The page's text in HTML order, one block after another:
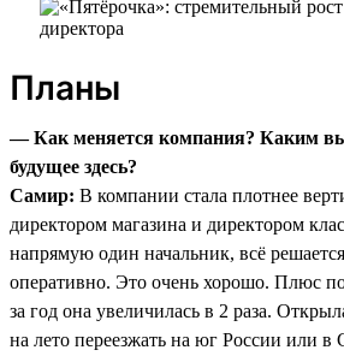
Планы
— Как меняется компания? Каким
будущее здесь?
Самир: В компании стала плотнее
директором магазина и директором
напрямую один начальник, всё
оперативно. Это очень хорошо. Плюс
за год она увеличилась в 2 раза.
на лето переезжать на юг России или в